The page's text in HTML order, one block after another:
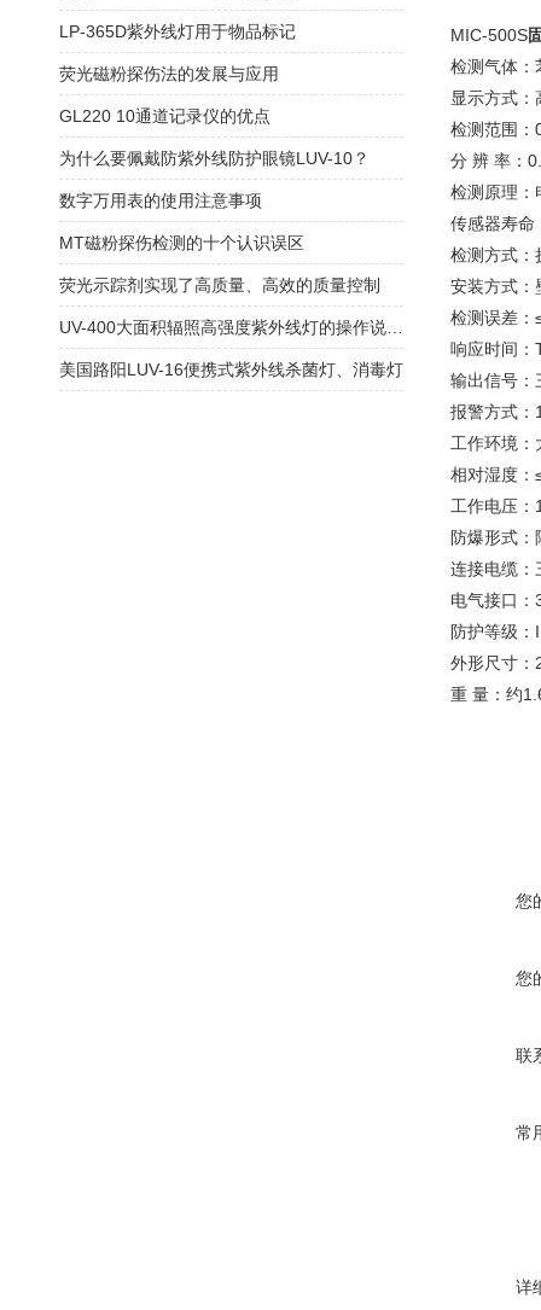
MIC-500S
检测气体：
显示方式：
检测范围：
分 辨 率：
检测原理：
传感器寿命
检测方式：
安装方式：
检测误差：
响应时间：
输出信号：
报警方式：
工作环境
相对湿度：
工作电压：
防爆形式：
连接电缆：
电气接口
防护等级：
外形尺寸
重 量：约
您
您
联
常
详
LP-365D紫外线灯用于物品标记
荧光磁粉探伤法的发展与应用
GL220 10通道记录仪的优点
为什么要佩戴防紫外线防护眼镜LUV-10？
数字万用表的使用注意事项
MT磁粉探伤检测的十个认识误区
荧光示踪剂实现了高质量、高效的质量控制
美国路阳LUV-16便携式紫外线杀菌灯、消毒灯